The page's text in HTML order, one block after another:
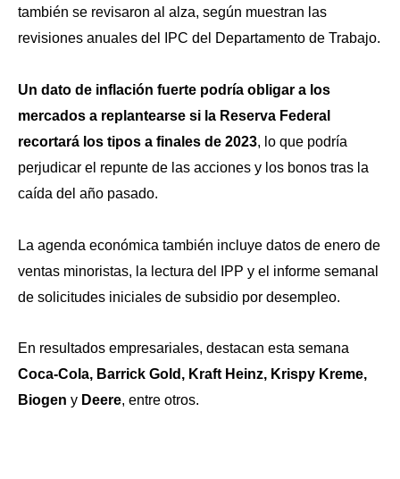
también se revisaron al alza, según muestran las
revisiones anuales del IPC del Departamento de Trabajo.
Un dato de inflación fuerte podría obligar a los
mercados a replantearse si la Reserva Federal
recortará los tipos a finales de 2023, lo que podría
perjudicar el repunte de las acciones y los bonos tras la
caída del año pasado.
La agenda económica también incluye datos de enero de
ventas minoristas, la lectura del IPP y el informe semanal
de solicitudes iniciales de subsidio por desempleo.
En resultados empresariales, destacan esta semana
Coca-Cola, Barrick Gold, Kraft Heinz, Krispy Kreme,
Biogen y Deere, entre otros.